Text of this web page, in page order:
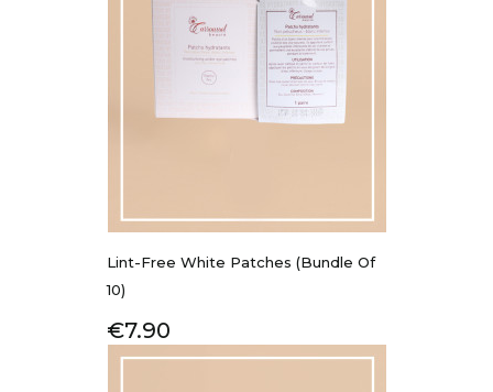
Lint-Free White Patches (bundle Of
10)
Price
€7.90